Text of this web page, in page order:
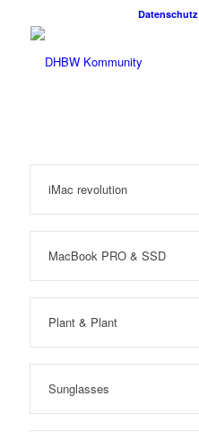
Datenschutz
iMac revolution
MacBook PRO & SSD
Plant & Plant
Sunglasses